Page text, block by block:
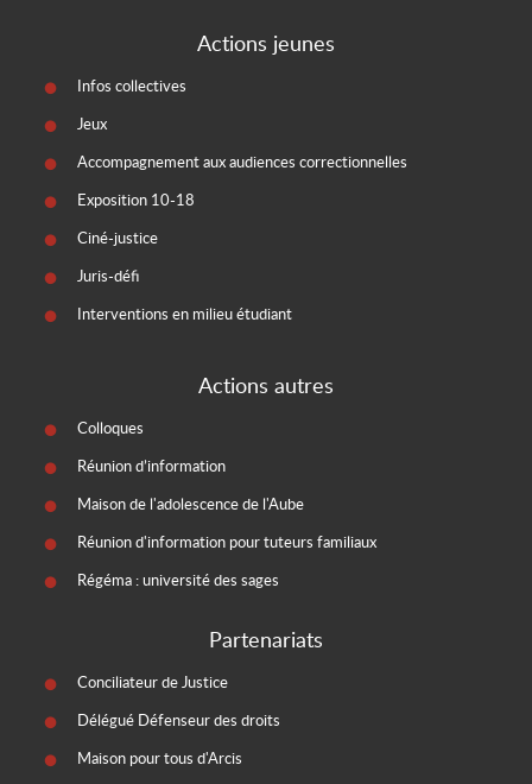
Actions jeunes
Infos collectives
Jeux
Accompagnement aux audiences correctionnelles
Exposition 10-18
Ciné-justice
Juris-défi
Interventions en milieu étudiant
Actions autres
Colloques
Réunion d’information
Maison de l'adolescence de l'Aube
Réunion d'information pour tuteurs familiaux
Régéma : université des sages
Partenariats
Conciliateur de Justice
Délégué Défenseur des droits
Maison pour tous d'Arcis